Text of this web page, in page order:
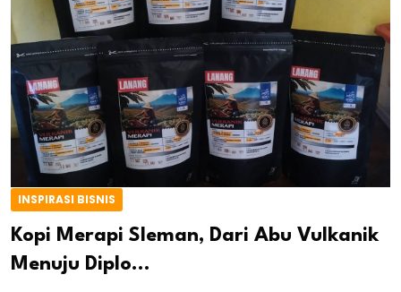
INSPIRASI BISNIS
Kopi Merapi Sleman, Dari Abu Vulkanik
Menuju Diplo...